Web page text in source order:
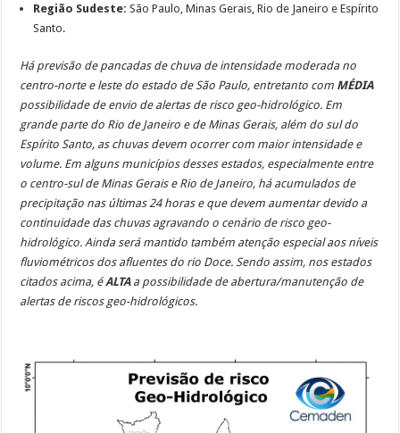
Região Sudeste: São Paulo, Minas Gerais, Rio de Janeiro e Espírito
Santo.
Há previsão de pancadas de chuva de intensidade moderada no
centro-norte e leste do estado de São Paulo, entretanto com MÉDIA
possibilidade de envio de alertas de risco geo-hidrológico. Em
grande parte do Rio de Janeiro e de Minas Gerais, além do sul do
Espírito Santo, as chuvas devem ocorrer com maior intensidade e
volume. Em alguns municípios desses estados, especialmente entre
o centro-sul de Minas Gerais e Rio de Janeiro, há acumulados de
precipitação nas últimas 24 horas e que devem aumentar devido a
continuidade das chuvas agravando o cenário de risco geo-
hidrológico. Ainda será mantido também atenção especial aos níveis
fluviométricos dos afluentes do rio Doce. Sendo assim, nos estados
citados acima, éALTAa possibilidade de abertura/manutenção de
alertas de riscos geo-hidrológicos.